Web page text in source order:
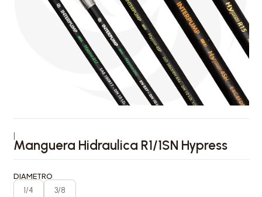
|
Manguera Hidraulica R1/1SN Hypress
DIAMETRO
1/4
3/8